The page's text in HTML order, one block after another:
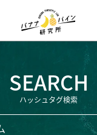
SEARCH
ハッシュタグ検索